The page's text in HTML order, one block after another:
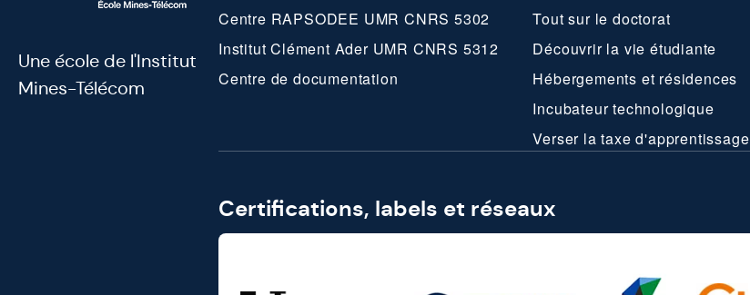
Certifications, labels et réseaux
Centre RAPSODEE UMR CNRS 5302
Institut Clément Ader UMR CNRS 5312
Centre de documentation
Tout sur le doctorat
Découvrir la vie étudiante
Hébergements et résidences
Incubateur technologique
Verser la taxe d'apprentissage
Une école de l'Institut
Mines-Télécom